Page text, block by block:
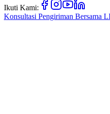
Ikuti Kami:
Konsultasi Pengiriman Bersama